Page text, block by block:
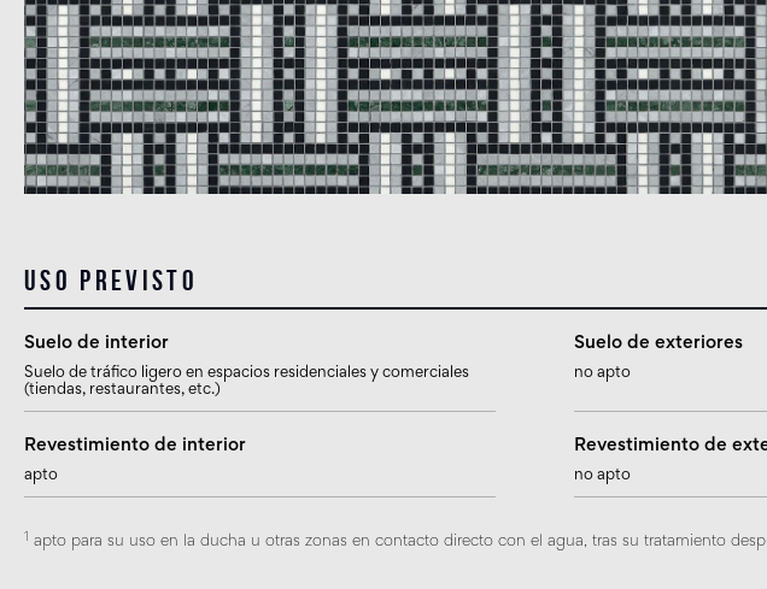
Uso previsto
Suelo de interior
Suelo de tráfico ligero en espacios residenciales y comerciales
(tiendas, restaurantes, etc.)
Suelo de exteriores
no apto
Revestimiento de interior
apto
Revestimiento de
no apto
1 apto para su uso en la ducha u otras zonas en contacto directo con el agua, tras su tratamiento